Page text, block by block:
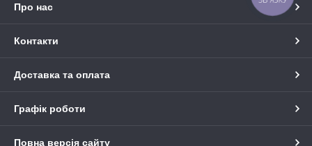
Про нас
Контакти
Доставка та оплата
Графік роботи
Повна версія сайту